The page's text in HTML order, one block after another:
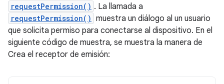
requestPermission() . La llamada a
requestPermission() muestra un diálogo al un usuario
que solicita permiso para conectarse al dispositivo. En el
siguiente código de muestra, se muestra la manera de
Crea el receptor de emisión: